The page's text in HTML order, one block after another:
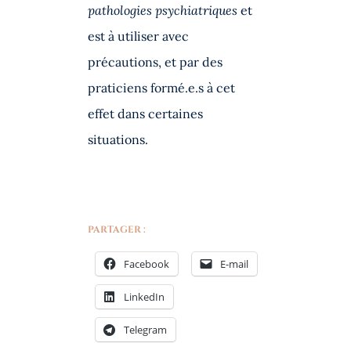
pathologies psychiatriques et
est à utiliser avec
précautions, et par des
praticiens formé.e.s à cet
effet dans certaines
situations.
PARTAGER :
Facebook E-mail
LinkedIn
Telegram